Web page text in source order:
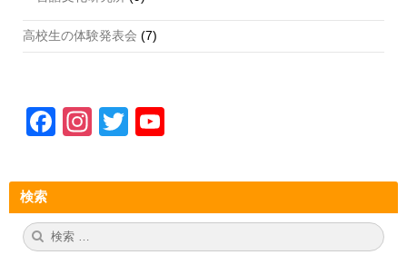
高校生の体験発表会 (7)
F
c
e
b
In
a
gr
T
tt
er
u
T
検索
検
索: